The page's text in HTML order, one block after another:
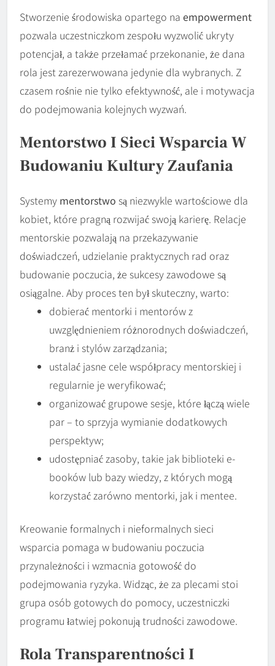
Stworzenie środowiska opartego na empowerment
pozwala uczestniczkom zespołu wyzwolić ukryty
potencjał, a także przełamać przekonanie, że dana
rola jest zarezerwowana jedynie dla wybranych. Z
czasem rośnie nie tylko efektywność, ale i motywacja
do podejmowania kolejnych wyzwań.
Mentorstwo I Sieci Wsparcia W
Budowaniu Kultury Zaufania
Systemy mentorstwo są niezwykle wartościowe dla
kobiet, które pragną rozwijać swoją karierę. Relacje
mentorskie pozwalają na przekazywanie
doświadczeń, udzielanie praktycznych rad oraz
budowanie poczucia, że sukcesy zawodowe są
osiągalne. Aby proces ten był skuteczny, warto:
dobierać mentorki i mentorów z
uwzględnieniem różnorodnych doświadczeń,
branż i stylów zarządzania;
ustalać jasne cele współpracy mentorskiej i
regularnie je weryfikować;
organizować grupowe sesje, które łączą wiele
par – to sprzyja wymianie dodatkowych
perspektyw;
udostępniać zasoby, takie jak biblioteki e-
booków lub bazy wiedzy, z których mogą
korzystać zarówno mentorki, jak i mentee.
Kreowanie formalnych i nieformalnych sieci
wsparcia pomaga w budowaniu poczucia
przynależności i wzmacnia gotowość do
podejmowania ryzyka. Widząc, że za plecami stoi
grupa osób gotowych do pomocy, uczestniczki
programu łatwiej pokonują trudności zawodowe.
Rola Transparentności I